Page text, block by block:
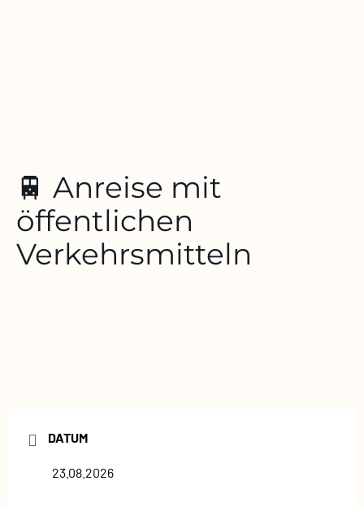
🚆 Anreise mit
öffentlichen
Verkehrsmitteln
DATUM
23.08.2026